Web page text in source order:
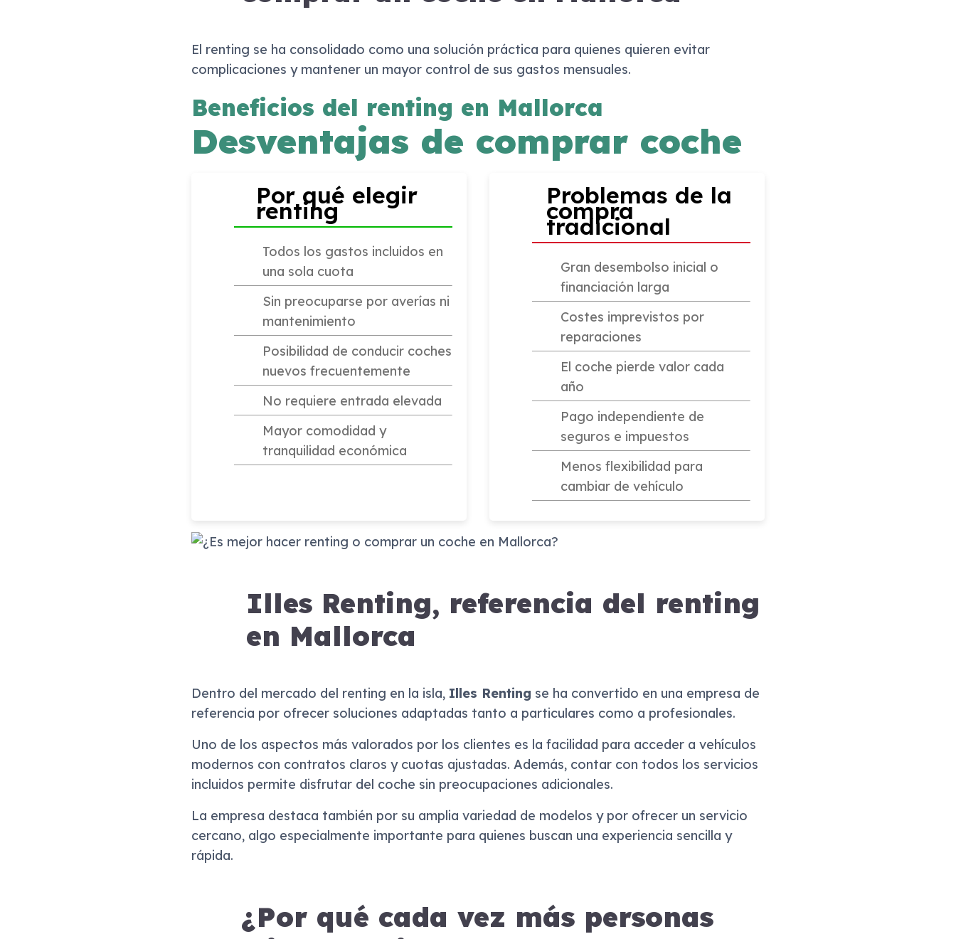
El renting se ha consolidado como una solución práctica para quienes quieren evitar
complicaciones y mantener un mayor control de sus gastos mensuales.
Beneficios del renting en Mallorca
Desventajas de comprar coche
Por qué elegir
renting
Todos los gastos incluidos en
una sola cuota
Sin preocuparse por averías ni
mantenimiento
Posibilidad de conducir coches
nuevos frecuentemente
No requiere entrada elevada
Mayor comodidad y
tranquilidad económica
Problemas de la
compra
tradicional
Gran desembolso inicial o
financiación larga
Costes imprevistos por
reparaciones
El coche pierde valor cada
año
Pago independiente de
seguros e impuestos
Menos flexibilidad para
cambiar de vehículo
Illes Renting, referencia del renting
en Mallorca
Dentro del mercado del renting en la isla, Illes Renting se ha convertido en una empresa de
referencia por ofrecer soluciones adaptadas tanto a particulares como a profesionales.
Uno de los aspectos más valorados por los clientes es la facilidad para acceder a vehículos
modernos con contratos claros y cuotas ajustadas. Además, contar con todos los servicios
incluidos permite disfrutar del coche sin preocupaciones adicionales.
La empresa destaca también por su amplia variedad de modelos y por ofrecer un servicio
cercano, algo especialmente importante para quienes buscan una experiencia sencilla y
rápida.
¿Por qué cada vez más personas